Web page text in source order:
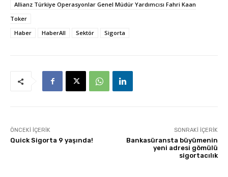
Allianz Türkiye Operasyonlar Genel Müdür Yardımcısı Fahri Kaan
Toker
Haber
HaberAll Sektör Sigorta
ÖNCEKI İÇERIK
Quick Sigorta 9 yaşında!
SONRAKI İÇERIK
Bankasüransta büyümenin
yeni adresi gömülü
sigortacılık